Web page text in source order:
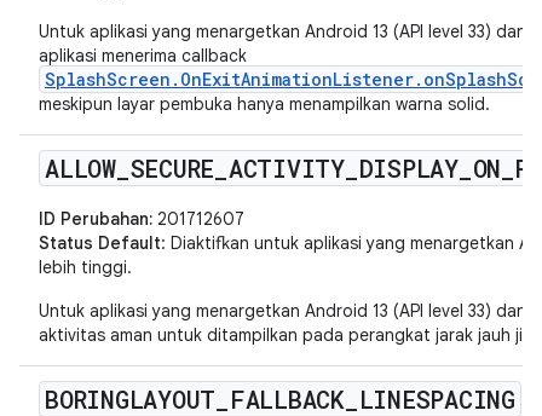
Untuk aplikasi yang menargetkan Android 13 (API level 33) dan
aplikasi menerima callback
meskipun layar pembuka hanya menampilkan warna solid.
ALLOW_ SECURE ACTIVITY_ DISPLAY_ ON
ID Perubahan: 201712607
Status Default: Diaktifkan untuk aplikasi yang menargetkan
lebih tinggi.
Untuk aplikasi yang menargetkan Android 13 (API level 33) dan
aktivitas aman untuk ditampilkan pada perangkat jarak jauh
BORINGLAYOUT FALLBACK LINESPACING